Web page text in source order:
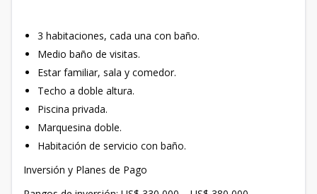
3 habitaciones, cada una con baño.
Medio baño de visitas.
Estar familiar, sala y comedor.
Techo a doble altura.
Piscina privada.
Marquesina doble.
Habitación de servicio con baño.
Inversión y Planes de Pago